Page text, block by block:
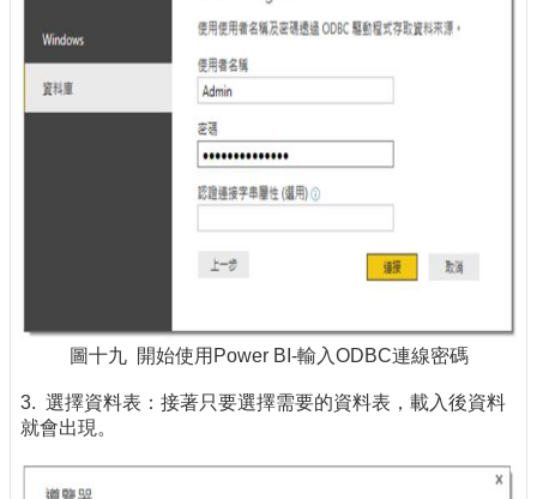
圖十九 開始使用Power BI-輸入ODBC連線密碼
3. 選擇資料表：接著只要選擇需要的資料表，載入後資料
就會出現。